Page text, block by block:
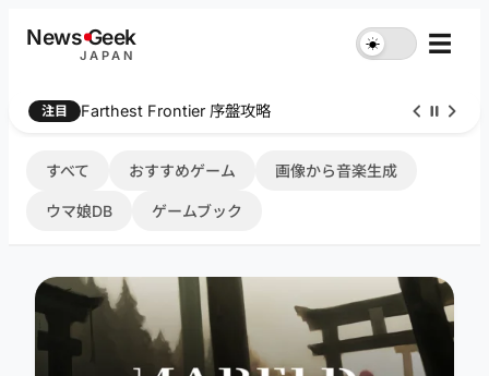
NewsGeek
JAPAN
☀︎ ☰
注目 Farthest Frontier 序盤攻略
すべて おすすめゲーム 画像から音楽生成
ウマ娘DB ゲームブック